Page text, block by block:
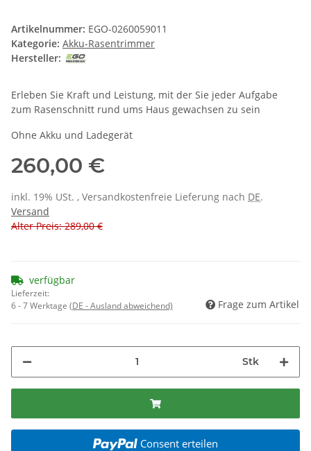
Artikelnummer: EGO-0260059011
Kategorie: Akku-Rasentrimmer
Hersteller:
Erleben Sie Kraft und Leistung, mit der Sie jeder Aufgabe
zum Rasenschnitt rund ums Haus gewachsen zu sein
Ohne Akku und Ladegerät
260,00 €
inkl. 19% USt. , Versandkostenfreie Lieferung nach DE.
Versand
Alter Preis: 289,00 €
verfügbar
Lieferzeit:
6 - 7 Werktage (DE - Ausland abweichend) Frage zum Artikel
Stk
Consent erteilen